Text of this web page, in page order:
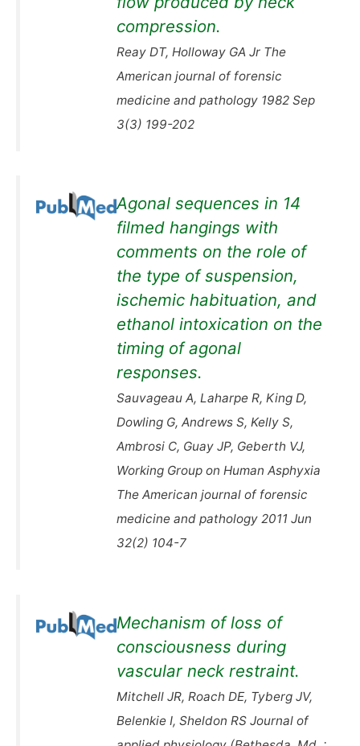
compression.
Reay DT, Holloway GA Jr The
American journal of forensic
medicine and pathology 1982 Sep
3(3) 199-202
Agonal sequences in 14
filmed hangings with
comments on the role of
the type of suspension,
ischemic habituation, and
ethanol intoxication on the
timing of agonal
responses.
Sauvageau A, Laharpe R, King D,
Dowling G, Andrews S, Kelly S,
Ambrosi C, Guay JP, Geberth VJ,
Working Group on Human Asphyxia
The American journal of forensic
medicine and pathology 2011 Jun
32(2) 104-7
Mechanism of loss of
consciousness during
vascular neck restraint.
Mitchell JR, Roach DE, Tyberg JV,
Belenkie I, Sheldon RS Journal of